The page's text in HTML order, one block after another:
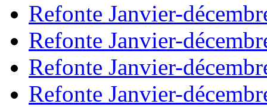
Refonte Janvier-
Refonte Janvier-
Refonte Janvier-
Refonte Janvier-